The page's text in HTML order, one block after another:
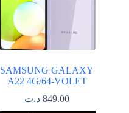
SAMSUNG GALAXY
A22 4G/64-VOLET
849.00 د.ت